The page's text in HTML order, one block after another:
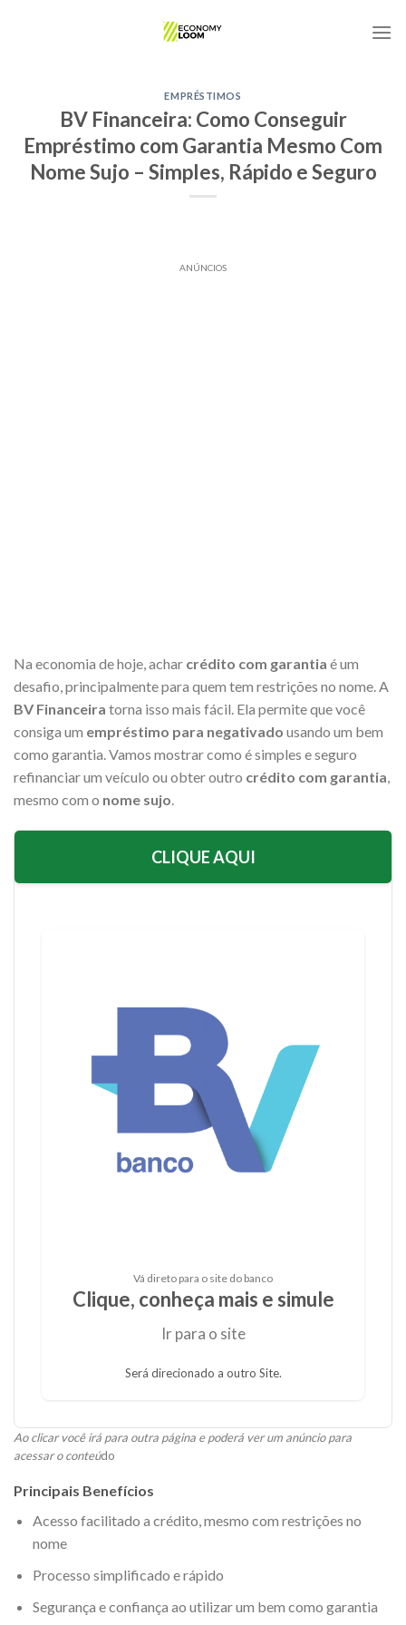
EMPRÉSTIMOS
BV Financeira: Como Conseguir
Empréstimo com Garantia Mesmo Com
Nome Sujo – Simples, Rápido e Seguro
ANÚNCIOS
Na economia de hoje, achar crédito com garantia é um
desafio, principalmente para quem tem restrições no nome. A
BV Financeira torna isso mais fácil. Ela permite que você
consiga um empréstimo para negativado usando um bem
como garantia. Vamos mostrar como é simples e seguro
refinanciar um veículo ou obter outro crédito com garantia
mesmo com o nome sujo
CLIQUE AQUI
Vá direto para o site do banco
Clique, conheça mais e simule
Ir para o site
Será direcionado a outro Site.
Ao clicar você irá para outra página e poderá ver um anúncio para
acessar o conteúdo
Principais Benefícios
Acesso facilitado a crédito, mesmo com restrições no
nome
Processo simplificado e rápido
Segurança e confiança ao utilizar um bem como garantia